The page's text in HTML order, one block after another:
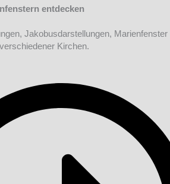
entdecken
Jakobusdarstellungen, Marienfenster
Kirchen.